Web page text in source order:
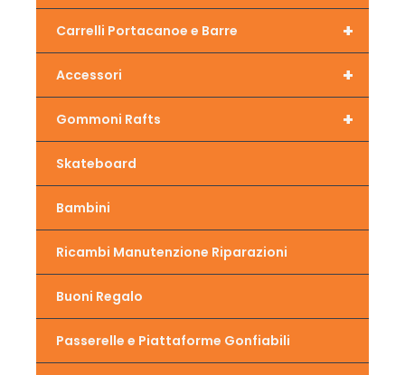
+
Carrelli Portacanoe e Barre
+
Accessori
+
Gommoni Rafts
Skateboard
Bambini
Ricambi Manutenzione Riparazioni
Buoni Regalo
Passerelle e Piattaforme Gonfiabili